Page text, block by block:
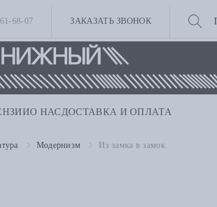
68-07 ЗАКАЗАТЬ ЗВОНОК
О НАС ДОСТАВКА И ОПЛАТА
Модернизм Из замка в замок